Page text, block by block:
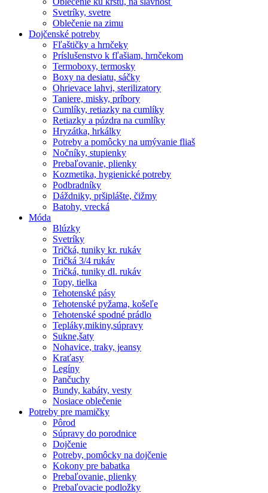
Svetríky, svetre
Oblečenie na zimu
Dojčenské potreby
Fľaštičky a hrnčeky
Príslušenstvo k fľašiam, hrnčekom
Termoboxy, termosky
Boxy na desiatu, sáčky
Ohrievace lahvi, sterilizatory
Taniere, misky, príbory
Cumlíky, retiazky na cumlíky
Retiazky a púzdra na cumlíky
Hryzátka, hrkálky
Potreby a pomôcky na umývanie fliaš
Nočníky, stupienky
Prebaľovanie, plienky
Kozmetika, hygienické potreby
Podbradníky
Dáždniky, pršiplášte, čižmy
Batohy, vrecká
Móda
Blúzky
Svetríky
Tričká, tuniky kr. rukáv
Tričká 3/4 rukáv
Tričká, tuniky dl. rukáv
Topy, tielka
Tehotenské pásy
Tehotenské pyžama, košeľe
Tehotenské spodné prádlo
Tepláky,mikiny,súpravy
Sukne,šaty
Nohavice, traky, jeansy
Kraťasy
Legíny
Pančuchy
Bundy, kabáty, vesty
Nosiace oblečenie
Potreby pre mamičky
Pôrod
Súpravy do porodnice
Dojčenie
Potreby, pomôcky na dojčenie
Kokony pre babatka
Prebaľovanie, plienky
Prebaľovacie podložky